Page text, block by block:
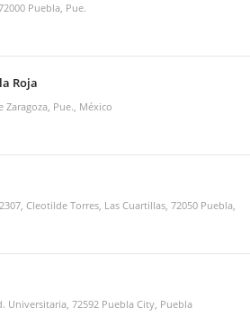
Puebla, Pue.
Roja
Zaragoza, Pue., México
Cleotilde Torres, Las Cuartillas, 72050 Puebla,
Universitaria, 72592 Puebla City, Puebla